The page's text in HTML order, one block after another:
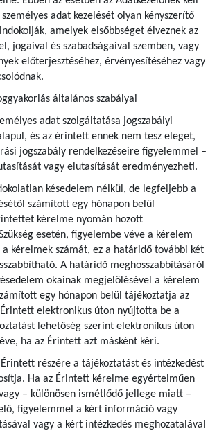
adat kezelését olyan kényszerítő
amelyek elsőbbséget élveznek az
jogaival és szabadságaival szemben, vagy
előterjesztéséhez, érvényesítéséhez vagy
általános szabályai
adat szolgáltatása jogszabályi
és az érintett ennek nem tesz eleget,
jogszabály rendelkezéseire figyelemmel –
vagy elutasítását eredményezheti.
késedelem nélkül, de legfeljebb a
számított egy hónapon belül
kérelme nyomán hozott
esetén, figyelembe véve a kérelem
a kérelmek számát, ez a határidő további két
A határidő meghosszabbításáról
okainak megjelölésével a kérelem
egy hónapon belül tájékoztatja az
elektronikus úton nyújtotta be a
lehetőség szerint elektronikus úton
ha az Érintett azt másként kéri.
részére a tájékoztatást és intézkedést
Ha az Érintett kérelme egyértelműen
– különösen ismétlődő jellege miatt –
figyelemmel a kért információ vagy
vagy a kért intézkedés meghozatalával